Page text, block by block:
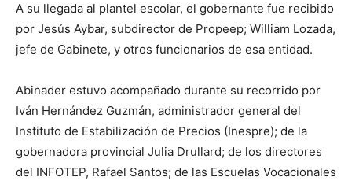
A su llegada al plantel escolar, el gobernante fue recibido
por Jesús Aybar, subdirector de Propeep; William Lozada,
jefe de Gabinete, y otros funcionarios de esa entidad.
Abinader estuvo acompañado durante su recorrido por
Iván Hernández Guzmán, administrador general del
Instituto de Estabilización de Precios (Inespre); de la
gobernadora provincial Julia Drullard; de los directores
del INFOTEP, Rafael Santos; de las Escuelas Vocacionales